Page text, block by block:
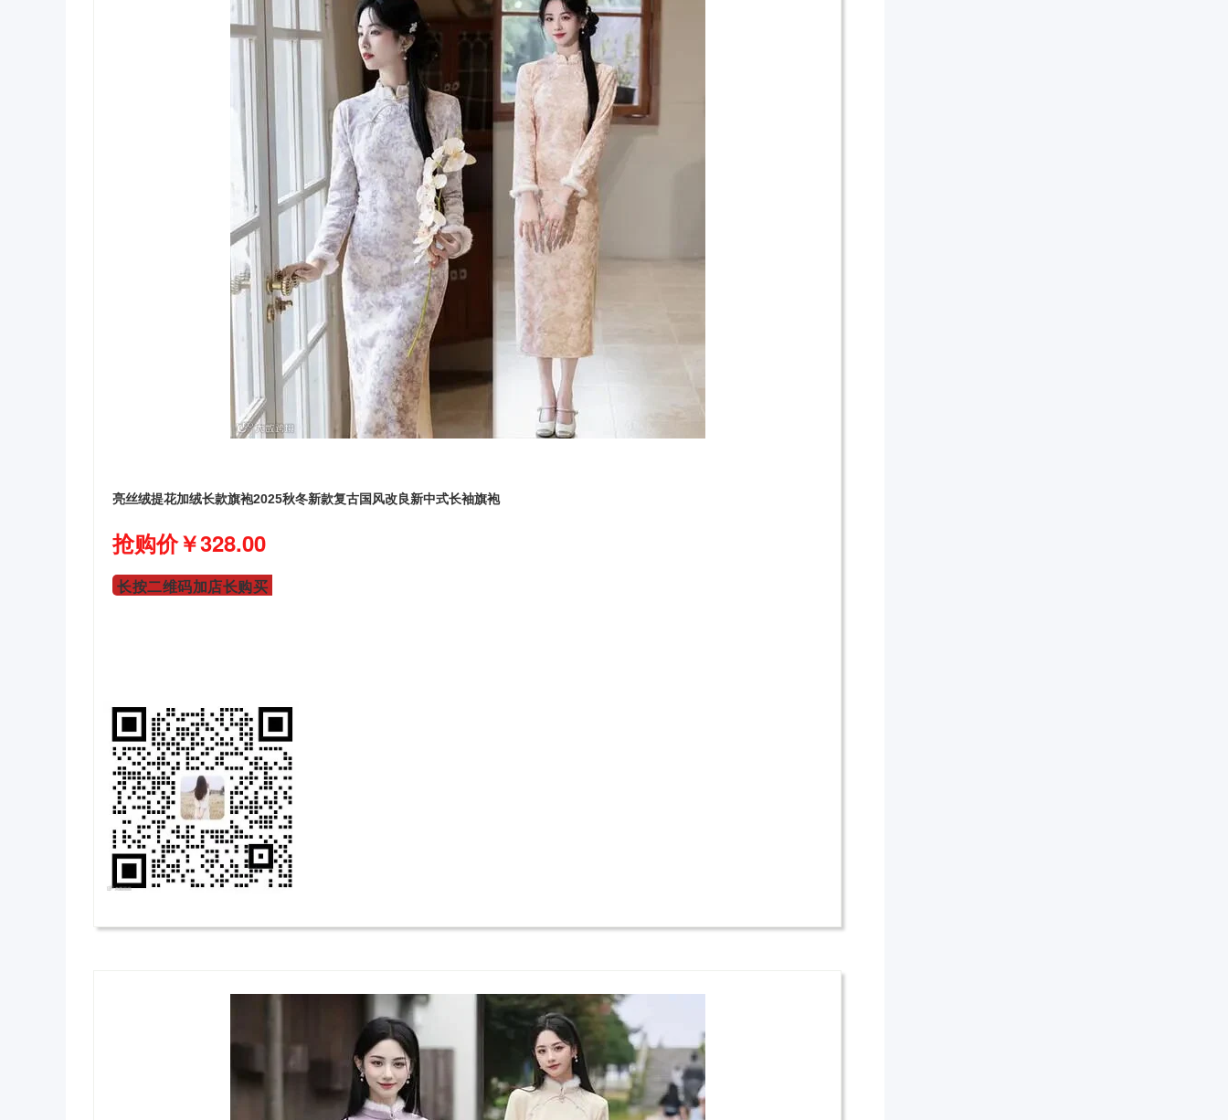
亮丝绒提花加绒长款旗袍2025秋冬新款复古国风改良新中式长袖旗袍
抢购价￥328.00
长按二维码加店长购买